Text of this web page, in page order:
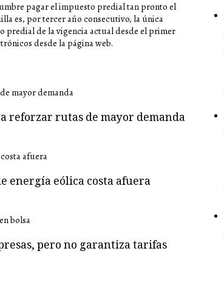
pagar el impuesto predial tan pronto el
es, por tercer año consecutivo, la única
de la vigencia actual desde el primer
desde la página web.
reforzar rutas de mayor demanda
energía eólica costa afuera
pero no garantiza tarifas